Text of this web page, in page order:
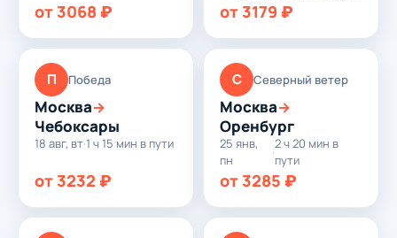
от 3068 ₽ от 3179 ₽
П Победа
Москва→
Чебоксары
18 авг, вт·1 ч 15 мин в пути
от 3232 ₽
С Северный ветер
Москва→
Оренбург
25 янв,
пн
·
2 ч 20 мин в
пути
от 3285 ₽